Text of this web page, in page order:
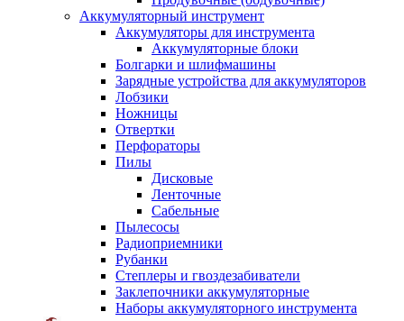
Аккумуляторный инструмент
Аккумуляторы для инструмента
Аккумуляторные блоки
Болгарки и шлифмашины
Зарядные устройства для аккумуляторов
Лобзики
Ножницы
Отвертки
Перфораторы
Пилы
Дисковые
Ленточные
Сабельные
Пылесосы
Радиоприемники
Рубанки
Степлеры и гвоздезабиватели
Заклепочники аккумуляторные
Наборы аккумуляторного инструмента